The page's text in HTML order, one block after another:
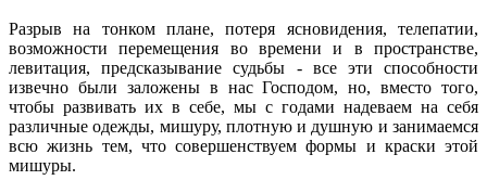
Разрыв на тонком плане, потеря ясновидения, телепатии,
возможности перемещения во времени и в пространстве,
левитация, предсказывание судьбы - все эти способности
извечно были заложены в нас Господом, но, вместо того,
чтобы развивать их в себе, мы с годами надеваем на себя
различные одежды, мишуру, плотную и душную и занимаемся
всю жизнь тем, что совершенствуем формы и краски этой
мишуры.